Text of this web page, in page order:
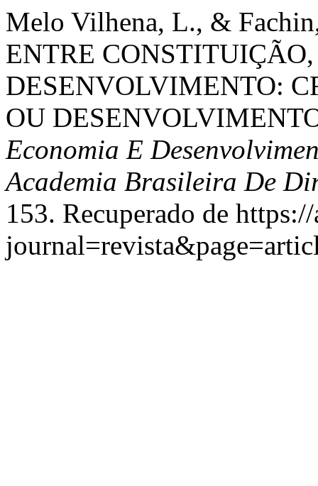
Melo Vilhena, L., &
ENTRE
DESENVOLVIMENTO:
OU
Economia E
Academia Brasileira De
153. Recuperado de